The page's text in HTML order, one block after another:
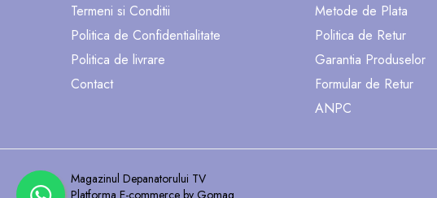
Termeni si Conditii
Politica de Confidentialitate
Politica de livrare
Contact
Metode de Plata
Politica de Retur
Garantia Produselor
Formular de Retur
ANPC
Magazinul Depanatorului TV
Platforma E-commerce by Gomag